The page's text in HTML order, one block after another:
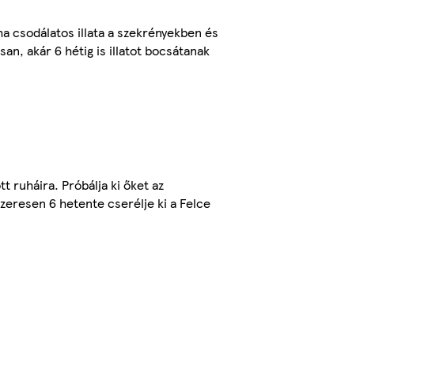
csodálatos illata a szekrényekben és
akár 6 hétig is illatot bocsátanak
ruháira. Próbálja ki őket az
6 hetente cserélje ki a Felce